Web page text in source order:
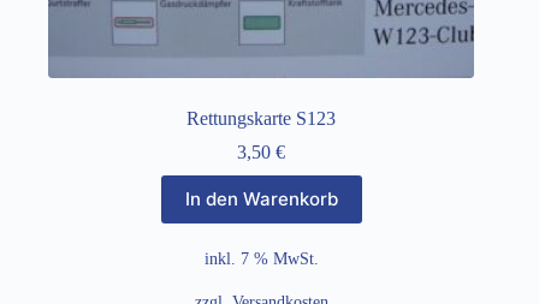
Rettungskarte S123
3,50€
In den Warenkorb
inkl. 7 % MwSt.